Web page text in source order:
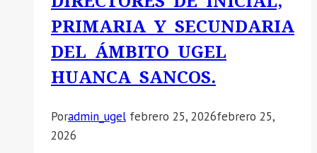
PRIMARIA Y SECUNDARIA
DEL ÁMBITO UGEL
HUANCA SANCOS.
Poradmin_ugel febrero 25, 2026febrero 25,
2026